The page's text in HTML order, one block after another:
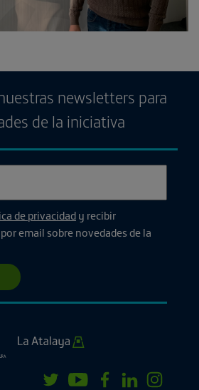
newsletters para
de la iniciativa
de privacidad y recibir
email sobre novedades de la